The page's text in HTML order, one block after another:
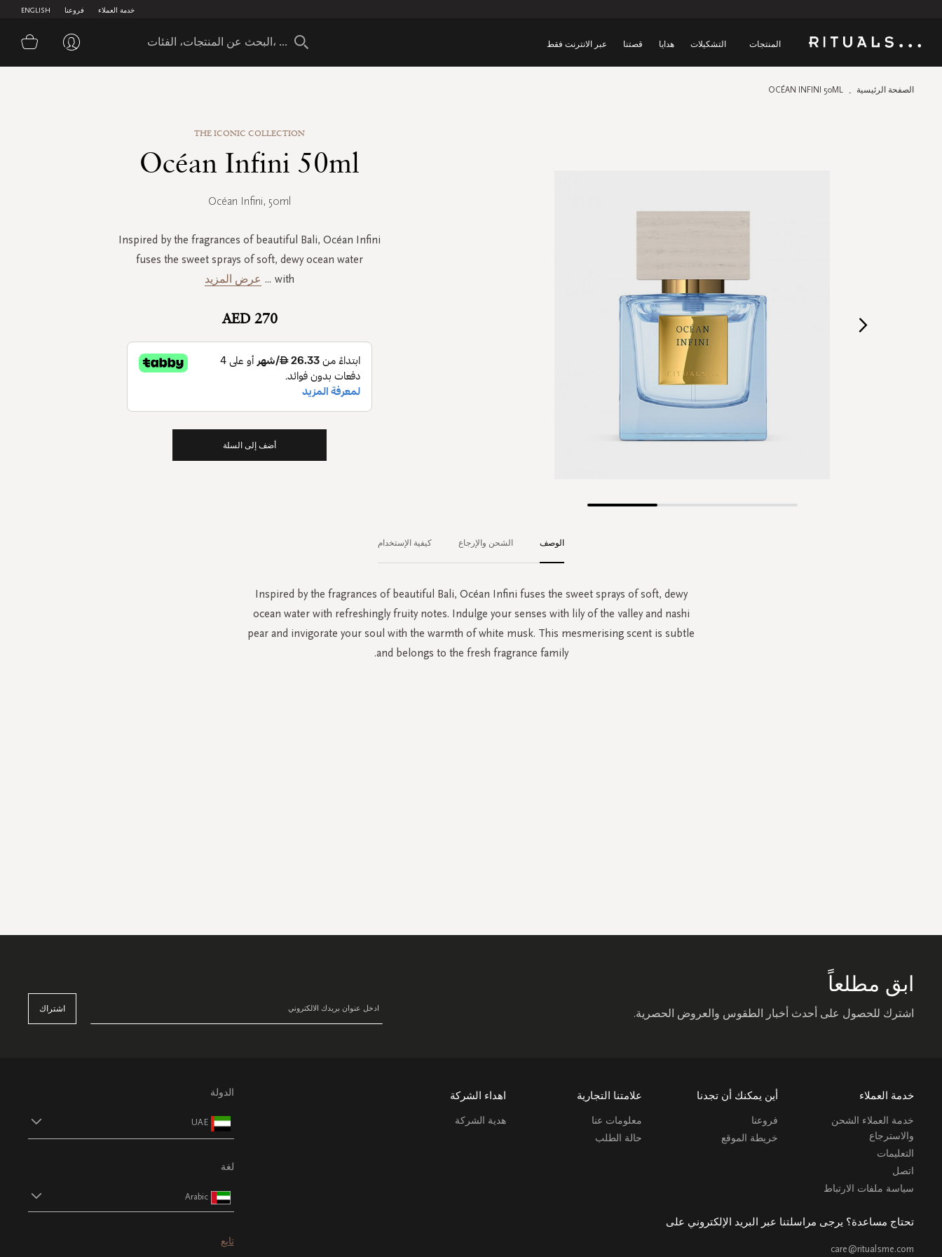
ENGLISH فروعنا خدمة العملاء
المنتجات التشكيلات هدايا قصتنا عبر الانترنت فقط سلة
الصفحة الرئيسية OCÉAN INFINI 50ML
THE ICONIC COLLECTION
Océan Infini 50ml
Océan Infini, 50ml
Inspired by the fragrances of beautiful Bali, Océan Infini
fuses the sweet sprays of soft, dewy ocean water
with
... عرض المزيد
AED 270
أضف إلى السلة
الوصف
Inspired by the fragrances of beautiful Bali, Océan Infini fuses the sweet sprays of soft, dewy
ocean water with refreshingly fruity notes. Indulge your senses with lily of the valley and nashi
pear and invigorate your soul with the warmth of white musk. This mesmerising scent is subtle
and belongs to the fresh fragrance family.
الشحن والإرجاع كيفية الإستخدام
ابق مطلعاً
اشترك للحصول على أحدث أخبار الطقوس والعروض الحصرية. اشتراك
خدمة العملاء
خدمة العملاء الشحن
والاسترجاع
التعليمات
اتصل
سياسة ملفات الارتباط
أين يمكنك أن تجدنا
فروعنا
خريطة الموقع
علامتنا التجارية
معلومات عنا
حالة الطلب
اهداء الشركة
هدية الشركة
تحتاج مساعدة؟ يرجى مراسلتنا عبر البريد الإلكتروني على
care@ritualsme.com
الدولة
UAE
لغة
Arabic
تابع